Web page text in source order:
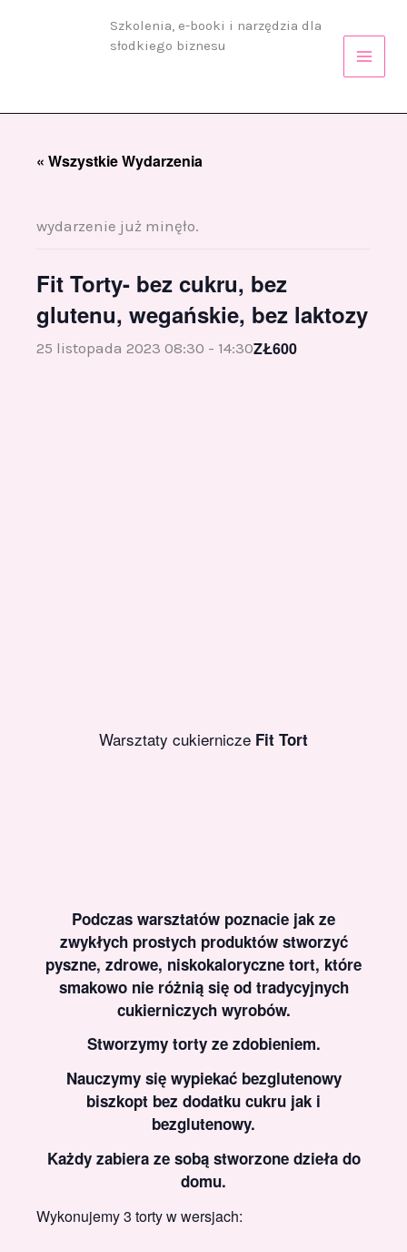
Szkolenia, e-booki i narzędzia dla
słodkiego biznesu
« Wszystkie Wydarzenia
wydarzenie już minęło.
Fit Torty- bez cukru, bez
glutenu, wegańskie, bez laktozy
25 listopada 2023 08:30 - 14:30ZŁ600
Warsztaty cukiernicze Fit Tort
Podczas warsztatów poznacie jak ze
zwykłych prostych produktów stworzyć
pyszne, zdrowe, niskokaloryczne tort, które
smakowo nie różnią się od tradycyjnych
cukierniczych wyrobów.
Stworzymy torty ze zdobieniem.
Nauczymy się wypiekać bezglutenowy
biszkopt bez dodatku cukru jak i
bezglutenowy.
Każdy zabiera ze sobą stworzone dzieła do
domu.
Wykonujemy 3 torty w wersjach: